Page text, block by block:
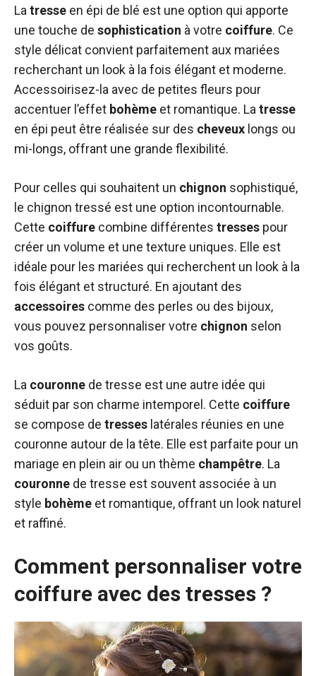
La tresse en épi de blé est une option qui apporte
une touche de sophistication à votre coiffure. Ce
style délicat convient parfaitement aux mariées
recherchant un look à la fois élégant et moderne.
Accessoirisez-la avec de petites fleurs pour
accentuer l’effet bohème et romantique. La tresse
en épi peut être réalisée sur des cheveux longs ou
mi-longs, offrant une grande flexibilité.
Pour celles qui souhaitent un chignon sophistiqué,
le chignon tressé est une option incontournable.
Cette coiffure combine différentes tresses pour
créer un volume et une texture uniques. Elle est
idéale pour les mariées qui recherchent un look à la
fois élégant et structuré. En ajoutant des
accessoires comme des perles ou des bijoux,
vous pouvez personnaliser votre chignon selon
vos goûts.
La couronne de tresse est une autre idée qui
séduit par son charme intemporel. Cette coiffure
se compose de tresses latérales réunies en une
couronne autour de la tête. Elle est parfaite pour un
mariage en plein air ou un thème champêtre. La
couronne de tresse est souvent associée à un
style bohème et romantique, offrant un look naturel
et raffiné.
Comment personnaliser votre
coiffure avec des tresses ?